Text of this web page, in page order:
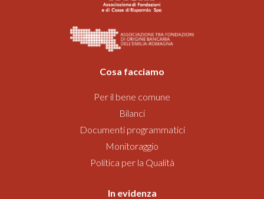
Cosa facciamo
Per il bene comune
Bilanci
Documenti programmatici
Monitoraggio
Politica per la Qualità
In evidenza